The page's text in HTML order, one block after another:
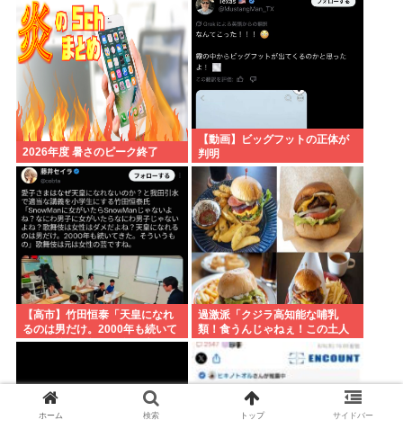
2026年度 暑さのピーク終了
【動画】ビッグフットの正体が
判明
【高市】竹田恒泰「天皇になれ
るのは男だけ。2000年も続いて
きた伝統。歌舞伎も女は駄目だ
過激派「クジラ高知能な哺乳
類！食うんじゃねぇ！この土人
どもが！！」ハンバーガーもぐ
もぐ
ホーム 検索 トップ サイドバー